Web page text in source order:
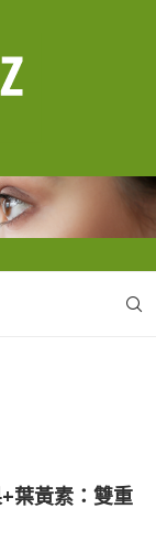
葉黃素：雙重